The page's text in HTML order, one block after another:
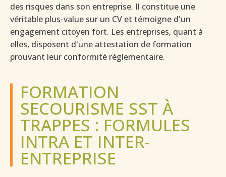
des risques dans son entreprise. Il constitue une
véritable plus-value sur un CV et témoigne d'un
engagement citoyen fort. Les entreprises, quant à
elles, disposent d'une attestation de formation
prouvant leur conformité réglementaire.
FORMATION
SECOURISME SST À
TRAPPES : FORMULES
INTRA ET INTER-
ENTREPRISE